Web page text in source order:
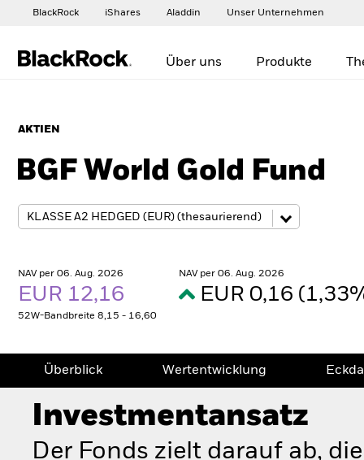
BlackRock iShares Aladdin Unser Unternehmen
Über uns Produkte
AKTIEN
BGF World Gold Fund
NAV per 06. Aug. 2026
EUR 12,16
52W-Bandbreite 8,15 - 16,60
NAV per 06. Aug. 2026
EUR 0,16
Überblick Wertentwicklung
Investmentansatz
Der Fonds zielt darauf ab,